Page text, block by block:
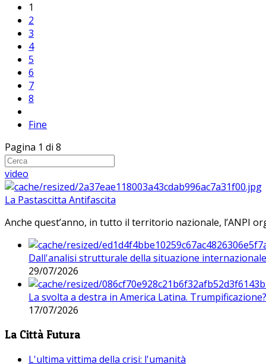
1
2
3
4
5
6
7
8
Fine
Pagina 1 di 8
video
La Pastascitta Antifascita
Anche quest’anno, in tutto il territorio nazionale, l’ANPI
Dall'analisi strutturale della situazione
29/07/2026
La svolta a destra in America Latina. Trumpificazione?
17/07/2026
La Città Futura
L'ultima vittima della crisi: l'umanità